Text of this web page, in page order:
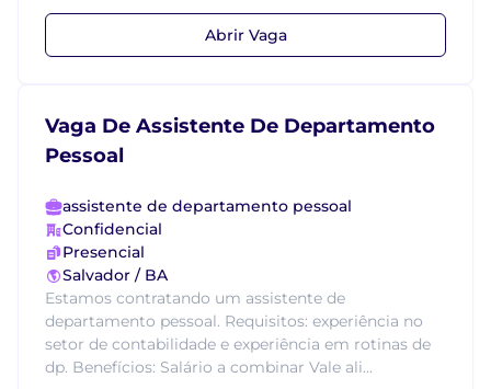
Abrir Vaga
Vaga De Assistente De Departamento
Pessoal
assistente de departamento pessoal
Confidencial
Presencial
Salvador / BA
Estamos contratando um assistente de
departamento pessoal. Requisitos: experiência no
setor de contabilidade e experiência em rotinas de
dp. Benefícios: Salário a combinar Vale ali...